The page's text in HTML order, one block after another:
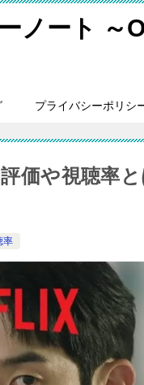
ノート ～
プライバシーポリシ
価や視聴率
率